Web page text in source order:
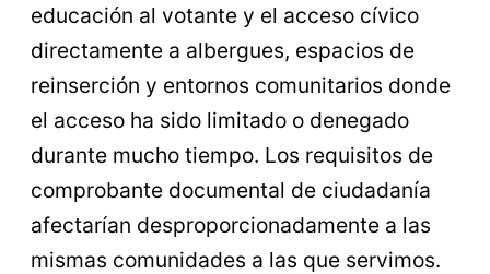
educación al votante y el acceso cívico
directamente a albergues, espacios de
reinserción y entornos comunitarios donde
el acceso ha sido limitado o denegado
durante mucho tiempo. Los requisitos de
comprobante documental de ciudadanía
afectarían desproporcionadamente a las
mismas comunidades a las que servimos.